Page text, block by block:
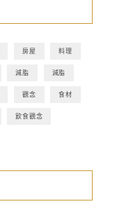
房屋 料理
減脂 減脂
觀念 食材
飲食觀念